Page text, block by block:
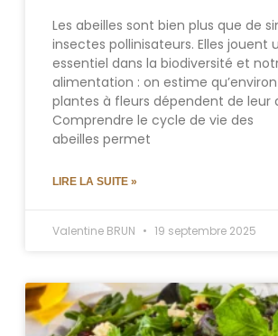
Les abeilles sont bien plus que de
insectes pollinisateurs. Elles jouent
essentiel dans la biodiversité et
alimentation : on estime qu’environ
plantes à fleurs dépendent de leur
Comprendre le cycle de vie des
abeilles permet
LIRE LA SUITE »
Valentine BRUN 19 septembre 2025